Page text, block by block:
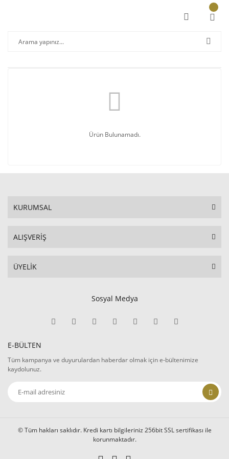
Ürün Bulunamadı.
KURUMSAL
ALIŞVERİŞ
ÜYELİK
Sosyal Medya
E-BÜLTEN
Tüm kampanya ve duyurulardan haberdar olmak için e-bültenimize
kaydolunuz.
© Tüm hakları saklıdır. Kredi kartı bilgileriniz 256bit SSL sertifikası ile
korunmaktadır.